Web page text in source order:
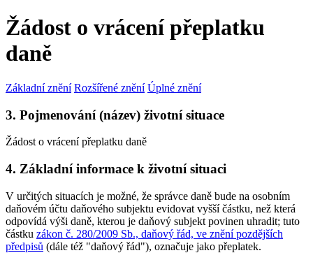
Žádost o vrácení přeplatku
daně
Základní znění Rozšířené znění Úplné znění
3. Pojmenování (název) životní situace
Žádost o vrácení přeplatku daně
4. Základní informace k životní situaci
V určitých situacích je možné, že správce daně bude na osobním
daňovém účtu daňového subjektu evidovat vyšší částku, než která
odpovídá výši daně, kterou je daňový subjekt povinen uhradit; tuto
částku zákon č. 280/2009 Sb., daňový řád, ve znění pozdějších
předpisů (dále též "daňový řád"), označuje jako přeplatek.